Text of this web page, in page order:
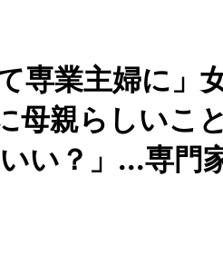
専業主婦に」
母親らしいこ
い？」...専門